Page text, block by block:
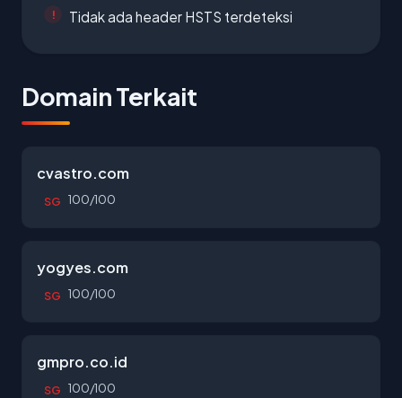
Tidak ada header HSTS terdeteksi
Domain Terkait
cvastro.com
SG 100/100
yogyes.com
SG 100/100
gmpro.co.id
SG 100/100